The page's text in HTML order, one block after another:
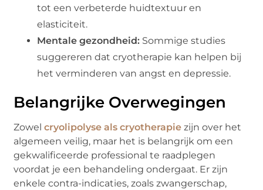
tot een verbeterde huidtextuur en
elasticiteit.
Mentale gezondheid: Sommige studies
suggereren dat cryotherapie kan helpen bij
het verminderen van angst en depressie.
Belangrijke Overwegingen
Zowelcryolipolyse als cryotherapie zijn over het
algemeen veilig, maar het is belangrijk om een
gekwalificeerde professional te raadplegen
voordat je een behandeling ondergaat. Er zijn
enkele contra-indicaties, zoals zwangerschap,